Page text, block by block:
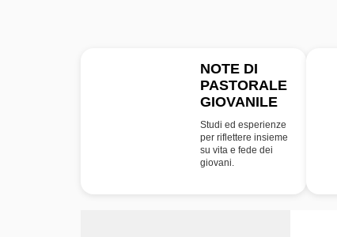
NOTE DI
PASTORALE
GIOVANILE
Studi ed esperienze
per riflettere insieme
su vita e fede dei
giovani.